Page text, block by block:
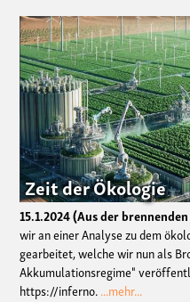
Zeit der Ökologie
15.1.2024 Aus der
wir an einer Analyse zu dem
gearbeitet, welche wir nun als
Akkumulationsregime"
https://inferno....mehr...